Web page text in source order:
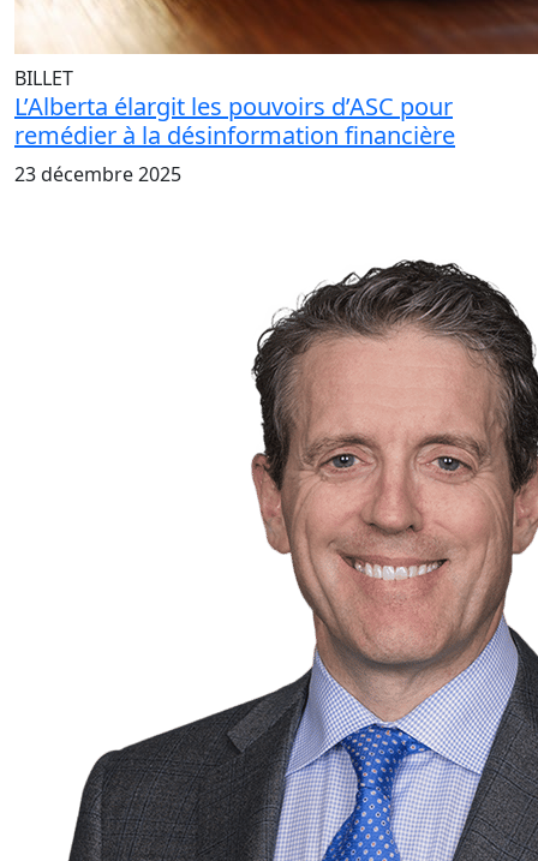
BILLET
L’Alberta élargit les pouvoirs d’ASC pour
remédier à la désinformation financière
23 décembre 2025